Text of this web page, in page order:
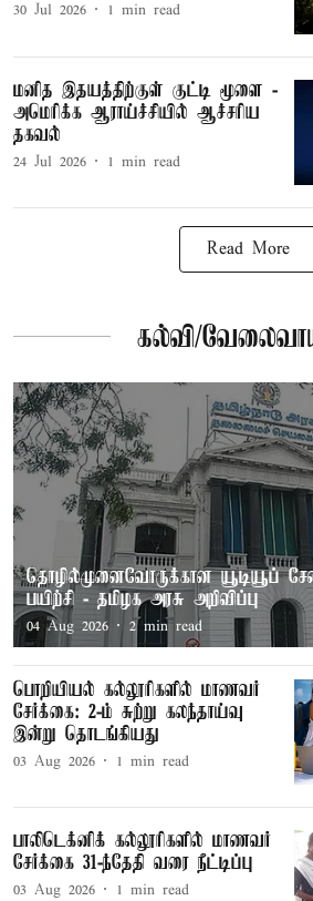
30 Jul 2026 1 min read
மனித இதயத்திற்குள் குட்டி மூளை -
அமெரிக்க ஆராய்ச்சியில் ஆச்சரிய
தகவல்
24 Jul 2026 1 min read
Read More
கல்வி/
தொழில்முனைவோருக்கான யூடியூப்
பயிற்சி - தமிழக அரசு அறிவிப்பு
04 Aug 2026 2 min read
பொறியியல் கல்லூரிகளில் மாணவர்
சேர்க்கை: 2-ம் சுற்று கலந்தாய்வு
இன்று தொடங்கியது
03 Aug 2026 1 min read
பாலிடெக்னிக் கல்லூரிகளில் மாணவர்
சேர்க்கை 31-ந்தேதி வரை நீட்டிப்பு
03 Aug 2026 1 min read